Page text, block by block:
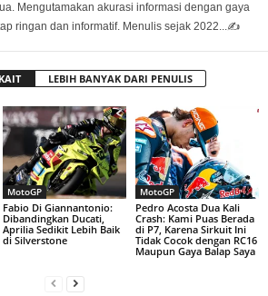
Mengutamakan akurasi informasi dengan gaya
ringan dan informatif. Menulis sejak 2022...✍️
LEBIH BANYAK DARI PENULIS
MotoGP
Fabio Di Giannantonio:
Dibandingkan Ducati,
Aprilia Sedikit Lebih Baik
di Silverstone
MotoGP
Pedro Acosta Dua Kali
Crash: Kami Puas Berada
di P7, Karena Sirkuit Ini
Tidak Cocok dengan RC16
Maupun Gaya Balap Saya